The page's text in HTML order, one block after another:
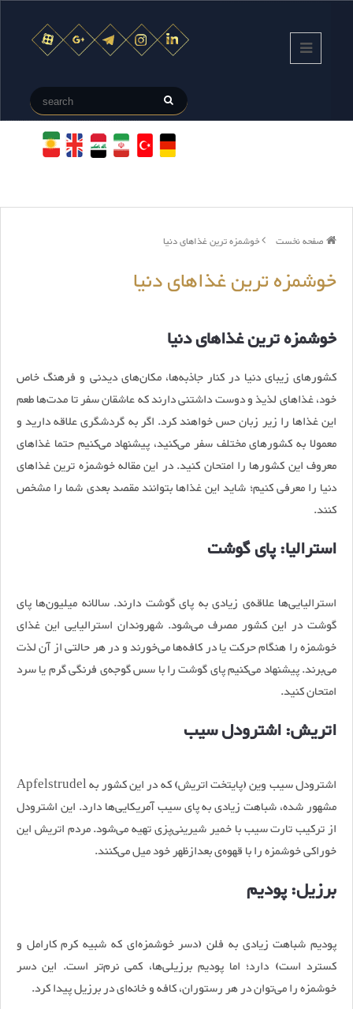
صفحه نخست خوشمزه ترین غذاهای دنیا
خوشمزه ترین غذاهای دنیا
خوشمزه ترین غذاهای دنیا
کشورهای زیبای دنیا در کنار جاذبه‌ها، مکان‌های دیدنی و فرهنگ خاص
خود، غذاهای لذیذ و دوست داشتنی دارند که عاشقان سفر تا مدت‌ها طعم
این غذاها را زیر زبان حس خواهند کرد. اگر به گردشگری علاقه دارید و
معمولا به کشورهای مختلف سفر می‌کنید، پیشنهاد می‌کنیم حتما غذاهای
معروف این کشورها را امتحان کنید. در این مقاله خوشمزه ترین غذاهای
دنیا را معرفی کنیم؛ شاید این غذاها بتوانند مقصد بعدی شما را مشخص
کنند.
استرالیا: پای گوشت
استرالیایی‌ها علاقه‌ی زیادی به پای گوشت دارند. سالانه میلیون‌ها پای
گوشت در این کشور مصرف می‌شود. شهروندان استرالیایی این غذای
خوشمزه را هنگام حرکت یا در کافه‌ها می‌خورند و در هر حالتی از آن لذت
می‌برند. پیشنهاد می‌کنیم پای گوشت را با سس گوجه‌ی فرنگی گرم یا سرد
امتحان کنید.
اتریش: اشترودل سیب
اشترودل سیب وین (پایتخت اتریش) که در این کشور به Apfelstrudel
مشهور شده، شباهت زیادی به پای سیب آمریکایی‌ها دارد. این اشترودل
از ترکیب تارت سیب با خمیر شیرینی‌پزی تهیه می‌شود. مردم اتریش این
خوراکی خوشمزه را با قهوه‌ی بعدازظهر خود میل می‌کنند.
برزیل: پودیم
پودیم شباهت زیادی به فلن (دسر خوشمزه‌ای که شبیه کرم کارامل و
کسترد است) دارد؛ اما پودیم برزیلی‌ها، کمی نرم‌تر است. این دسر
خوشمزه را می‌توان در هر رستوران، کافه‌ و خانه‌ای در برزیل پیدا کرد.